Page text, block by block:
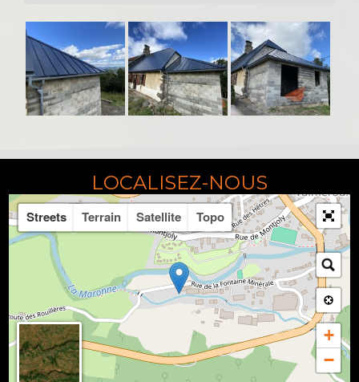
LOCALISEZ-NOUS
Streets Terrain Satellite Topo
+
−